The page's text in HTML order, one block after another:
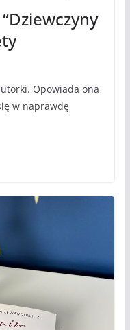
Opowiada ona
w naprawdę